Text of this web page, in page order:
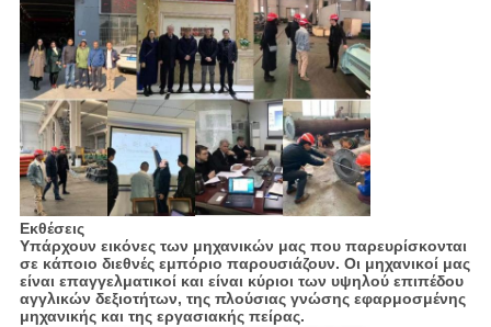
Εκθέσεις
Υπάρχουν εικόνες των μηχανικών μας που παρευρίσκονται
σε κάποιο διεθνές εμπόριο παρουσιάζουν. Οι μηχανικοί μας
είναι επαγγελματικοί και είναι κύριοι των υψηλού επιπέδου
αγγλικών δεξιοτήτων, της πλούσιας γνώσης εφαρμοσμένης
μηχανικής και της εργασιακής πείρας.